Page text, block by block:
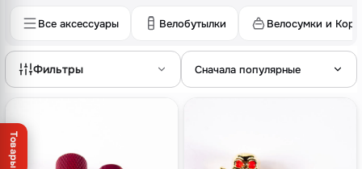
Все аксессуары Велобутылки Велосумки и
Фильтры Сначала популярные
Товары